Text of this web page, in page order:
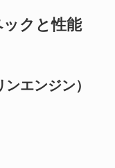
クと性能
エンジン）